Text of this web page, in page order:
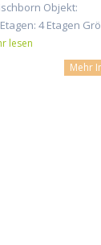
Objekt:
4 Etagen
lesen
Mehr